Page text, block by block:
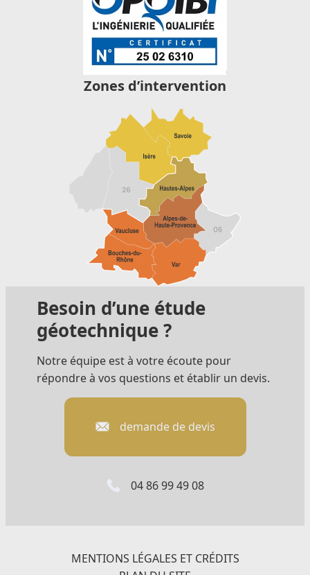
Zones d’intervention
Besoin d’une étude
géotechnique ?
Notre équipe est à votre écoute pour
répondre à vos questions et établir un devis.
demande de devis
04 86 99 49 08
MENTIONS LÉGALES ET CRÉDITS